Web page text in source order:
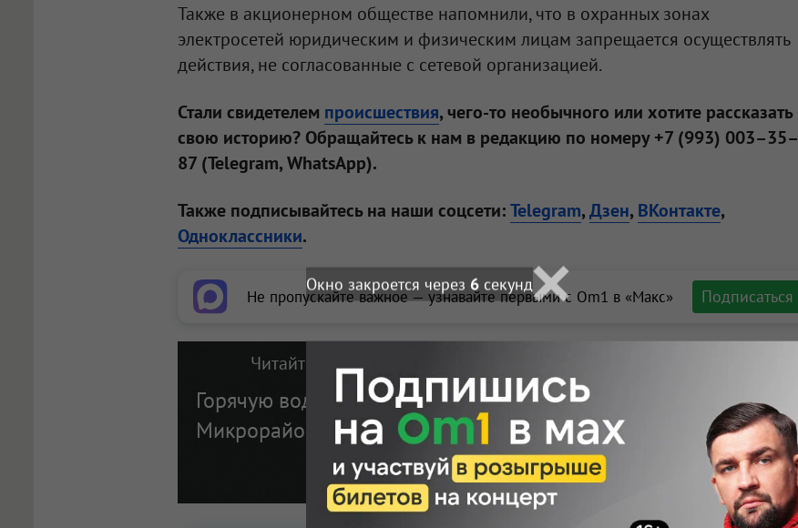
Также в акционерном обществе напомнили, что в охранных зонах
электросетей юридическим и физическим лицам запрещается осуществлять
действия, не согласованные с сетевой организацией.
Стали свидетелем происшествия, чего-то необычного или хотите рассказать
свою историю? Обращайтесь к нам в редакцию по номеру +7 (993) 003–35–
87 (Telegram, WhatsApp).
Также подписывайтесь на наши соцсети:Telegram,Дзен, ВКонтакте,
Одноклассники.
Не пропускайте важное — узнавайте первыми с Om1 в «Макс» Подписаться
Читайте также на портале Om1.ru
Горячую воду отключили 1 августа в
Микрорайоне Бердска
Окно закроется через 4 секунд